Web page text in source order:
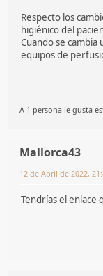
Respecto los
higiénico del
Cuando se
equipos de
A 1 persona le gusta
Mallorca43
12 de Abril de 2022,
Tendrías el enlace